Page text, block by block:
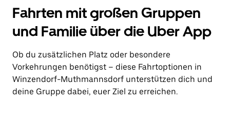
Fahrten mit großen Gruppen
und Familie über die Uber App
Ob du zusätzlichen Platz oder besondere
Vorkehrungen benötigst – diese Fahrtoptionen in
Winzendorf-Muthmannsdorf unterstützen dich und
deine Gruppe dabei, euer Ziel zu erreichen.